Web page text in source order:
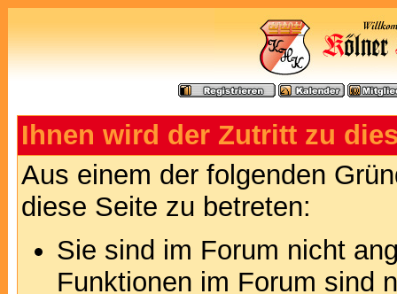
Ihnen wird der Zutritt zu
Aus einem der folgenden
diese Seite zu betreten:
Sie sind im Forum nicht
Funktionen im Forum sind